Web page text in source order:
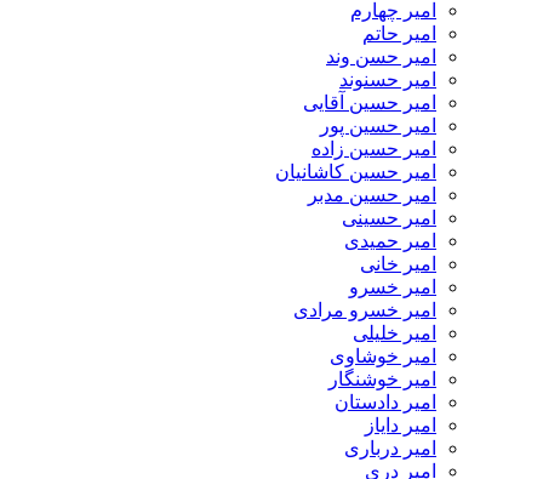
امیر چهارم
امیر حاتم
امیر حسن وند
امیر حسنوند
امیر حسین آقایی
امیر حسین پور
امیر حسین زاده
امیر حسین کاشانیان
امیر حسین مدبر
امیر حسینی
امیر حمیدی
امیر خانی
امیر خسرو
امیر خسرو مرادی
امیر خلیلی
امیر خوشاوی
امیر خوشنگار
امیر دادستان
امیر دایاز
امیر درباری
امیر دری